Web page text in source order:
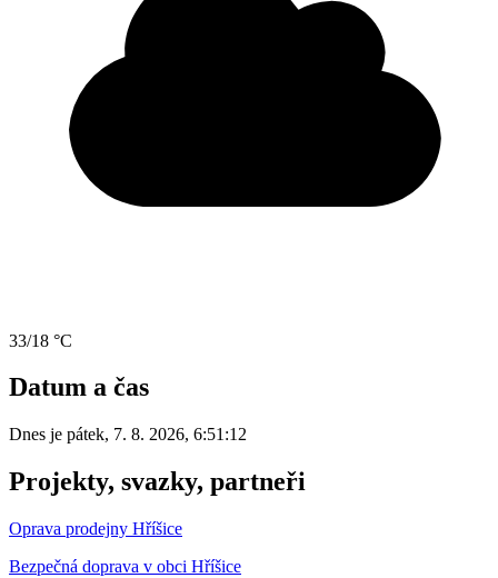
33/18 °C
Datum a čas
Dnes je pátek, 7. 8. 2026, 6:51:12
Projekty, svazky, partneři
Oprava prodejny Hříšice
Bezpečná doprava v obci Hříšice